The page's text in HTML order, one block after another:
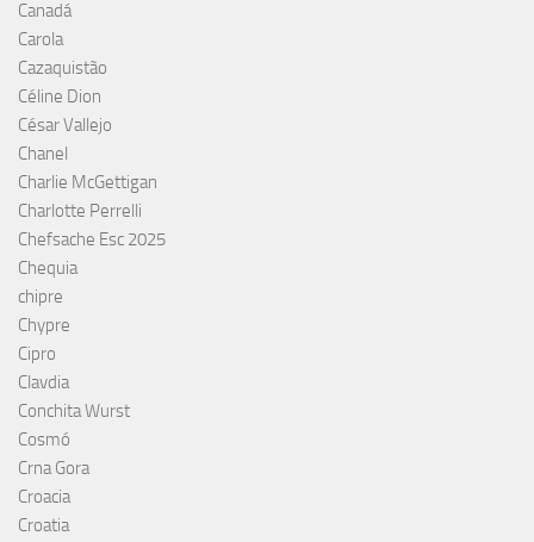
Canadá
Carola
Cazaquistão
Céline Dion
César Vallejo
Chanel
Charlie McGettigan
Charlotte Perrelli
Chefsache Esc 2025
Chequia
chipre
Chypre
Cipro
Clavdia
Conchita Wurst
Cosmó
Crna Gora
Croacia
Croatia